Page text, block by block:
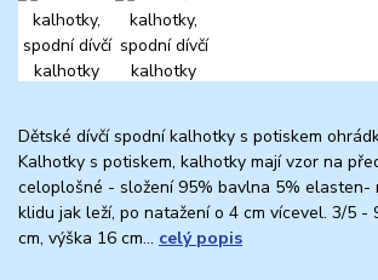
Dětské dívčí spodní kalhotky s potiskem
Kalhotky s potiskem, kalhotky mají vzor na
celoplošné - složení 95% bavlna 5% elasten-
klidu jak leží, po natažení o 4 cm vícevel. 3/5 -
cm, výška 16 cm... celý popis